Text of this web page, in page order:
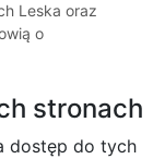
Leska oraz
o
stronach
dostęp do tych